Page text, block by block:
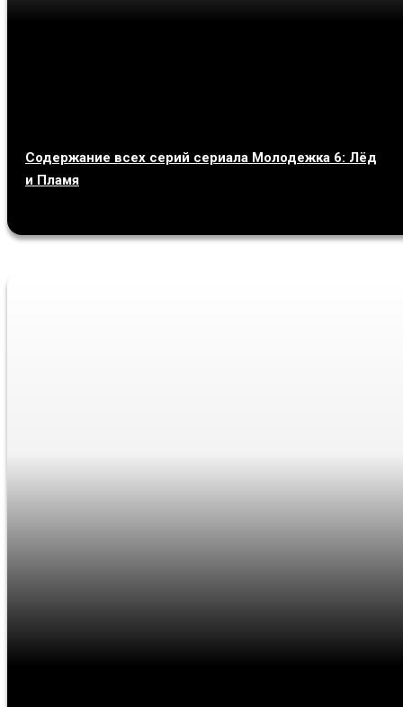
Содержание всех серий сериала Молодежка 6: Лёд
и Пламя